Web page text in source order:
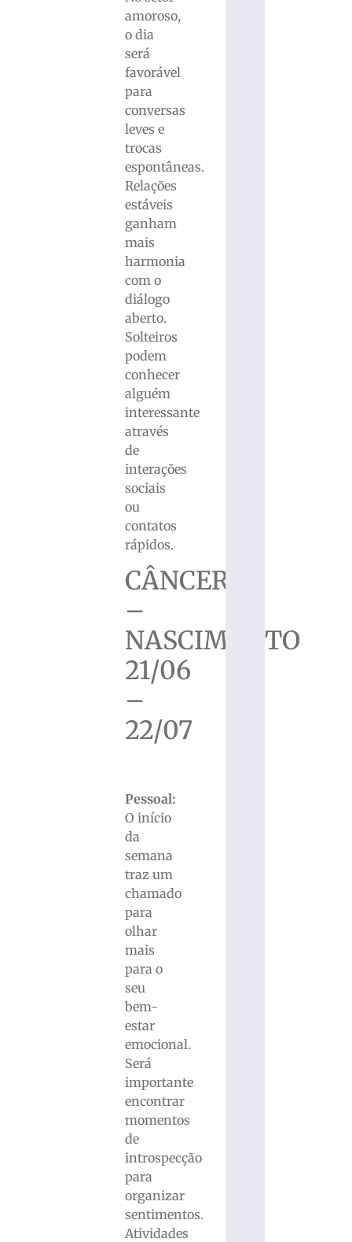
amoroso,
o dia
será
favorável
para
conversas
leves e
trocas
espontâneas.
Relações
estáveis
ganham
mais
harmonia
com o
diálogo
aberto.
Solteiros
podem
conhecer
alguém
interessante
através
de
interações
sociais
ou
contatos
rápidos.
CÂNCER
–
NASCIMENTO
21/06
–
22/07
Pessoal:
O início
da
semana
traz um
chamado
para
olhar
mais
para o
seu
bem-
estar
emocional.
Será
importante
encontrar
momentos
de
introspecção
para
organizar
sentimentos.
Atividades